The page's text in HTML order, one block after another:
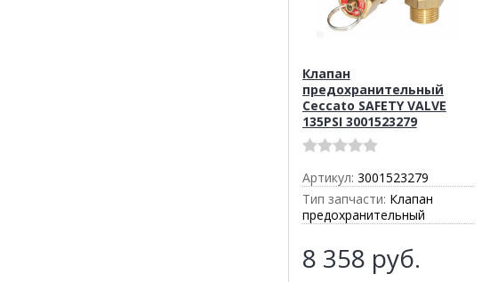
Клапан
предохранительный
Ceccato SAFETY VALVE
135PSI 3001523279
Артикул: 3001523279
Тип запчасти: Клапан
предохранительный
8 358 руб.